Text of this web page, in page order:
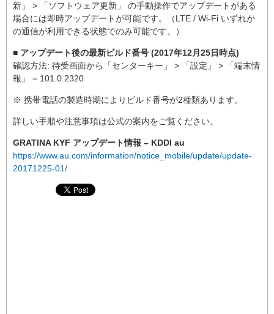
新」 > 「ソフトウェア更新」 の手動操作でアップデートがある
場合には即時アップデートが可能です。（LTE / Wi-Fi いずれか
の通信が利用できる状態でのみ可能です。）
■ アップデート後の最新ビルド番号 (2017年12月25日時点)
確認方法: 待受画面から「センターキー」 > 「設定」 > 「端末情
報」 = 101.0.2320
※ 携帯電話の製造時期によりビルド番号が2種類あります。
詳しい手順や注意事項は公式の案内をご覧ください。
GRATINA KYF アップデート情報 – KDDI au
https://www.au.com/information/notice_mobile/update/update-
20171225-01/